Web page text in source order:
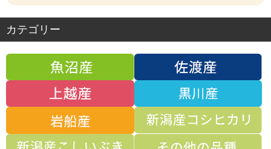
ます。
...
米が食べれ...
カテゴリー